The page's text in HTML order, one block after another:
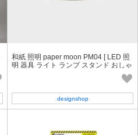
和紙 照明 paper moon PM04 [ LED 照
明 器具 ライト ランプ スタンド おしゃ
designshop